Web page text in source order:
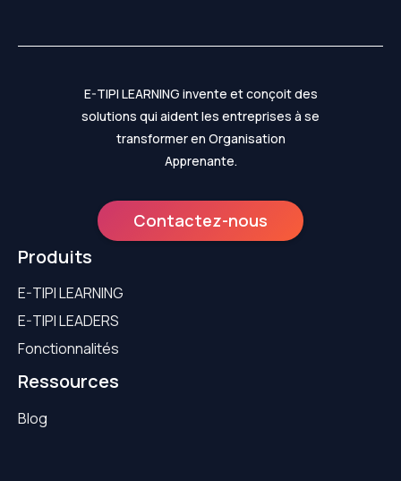
E-TIPI LEARNING invente et conçoit des
solutions qui aident les entreprises à se
transformer en Organisation
Apprenante.
Contactez-nous
Produits
E-TIPI LEARNING
E-TIPI LEADERS
Fonctionnalités
Ressources
Blog